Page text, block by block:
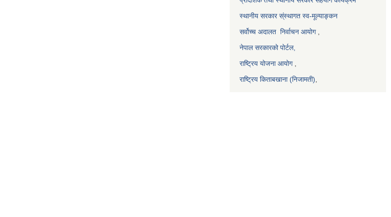
स्थानीय सरकार स्ंस्थागत स्व-मूल्याङ्कन
सर्वोच्च अदालत निर्वाचन आयोग,
नेपाल सरकारको पोर्टल,
राष्ट्रिय योजना आयोग,
राष्ट्रिय किताबखाना (निजामती)